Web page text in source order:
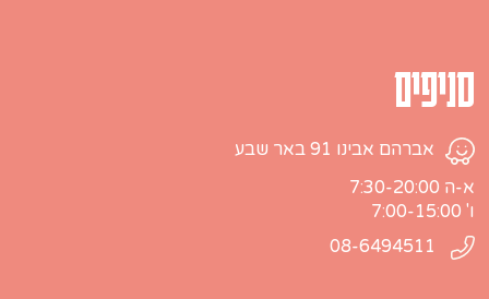
סניפים
אברהם אבינו 91 באר שבע
א-ה 7:30-20:00
ו' 7:00-15:00